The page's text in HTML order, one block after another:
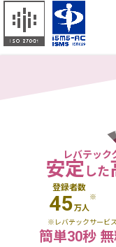
レバテック
安定した
登録者数
45万人
※
※レバテックサービ
簡単30秒